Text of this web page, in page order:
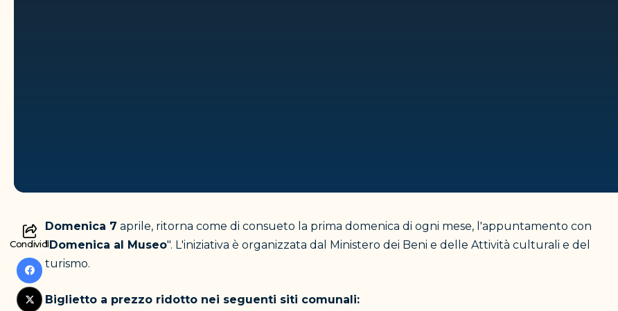
Condividi
Domenica 7 aprile, ritorna come di consueto la prima domenica di ogni mese, l'appuntamento con
"Domenica al Museo". L'iniziativa è organizzata dal Ministero dei Beni e delle Attività culturali e del
turismo.
Biglietto a prezzo ridotto nei seguenti siti comunali: